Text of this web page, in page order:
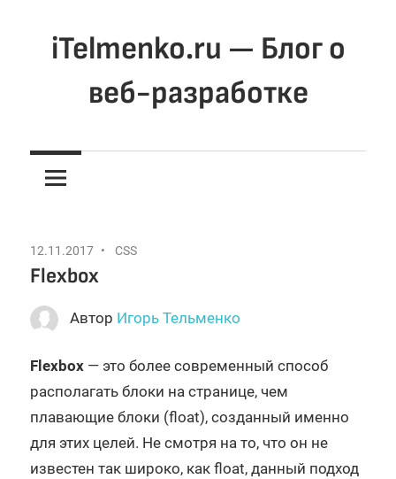
содержимому
iTelmenko.ru — Блог о
веб-разработке
о
вебе.
веба
12.11.2017 CSS
Flexbox
Автор Игорь Тельменко
Flexbox — это более современный способ
располагать блоки на странице, чем
плавающие блоки (float), созданный именно
для этих целей. Не смотря на то, что он не
известен так широко, как float, данный подход